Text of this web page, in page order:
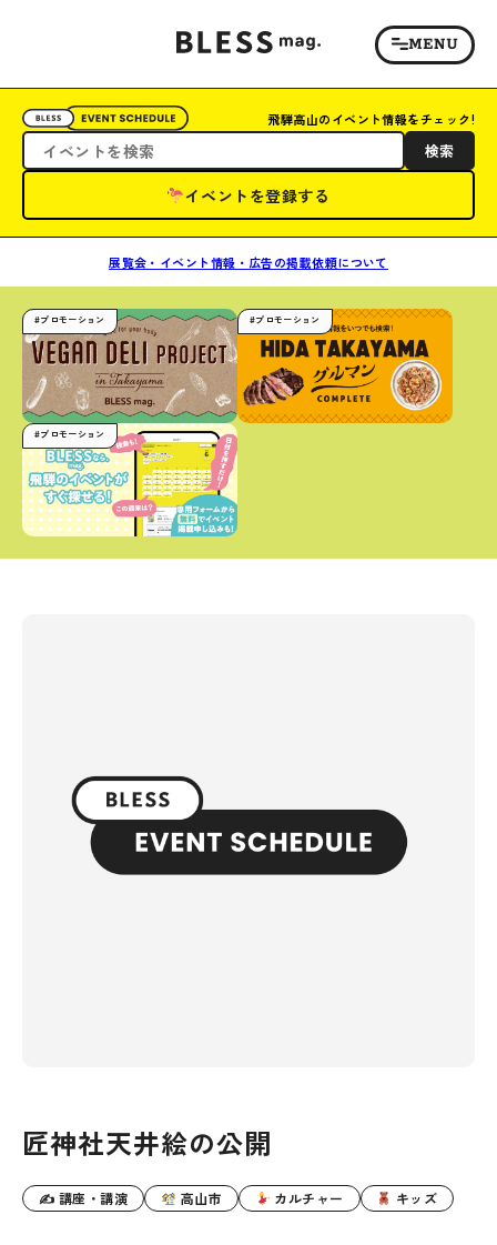
飛騨高山のイベント情報をチェック!
検索
イベントを登録する
展覧会・イベント情報・広告の掲載依頼について
#プロモーション #プロモーション
#プロモーション
匠神社天井絵の公開
✍ 講座・講演 高山市 カルチャー キッズ